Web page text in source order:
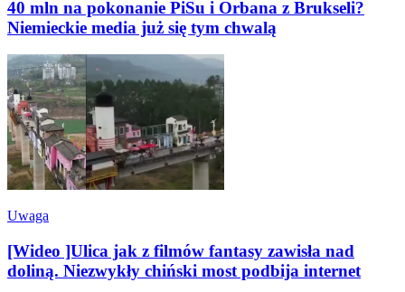
40 mln na pokonanie PiSu i Orbana z Brukseli?
Niemieckie media już się tym chwalą
Uwaga
[Wideo ]Ulica jak z filmów fantasy zawisła nad
doliną. Niezwykły chiński most podbija internet